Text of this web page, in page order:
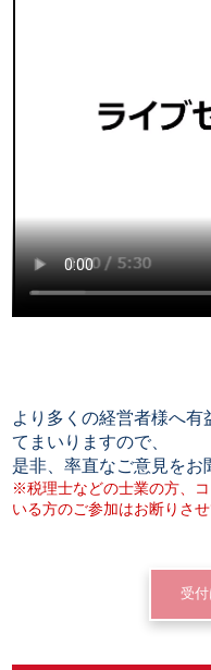
より多くの経営者様へ
てまいりますので、
是非、率直なご意見をお
※税理士などの士業の方、
いる方のご参加はお断りさせ
受付